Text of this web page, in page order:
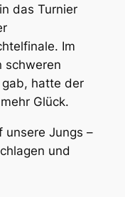
das Turnier
Im
schweren
hatte der
Glück.
unsere Jungs –
und